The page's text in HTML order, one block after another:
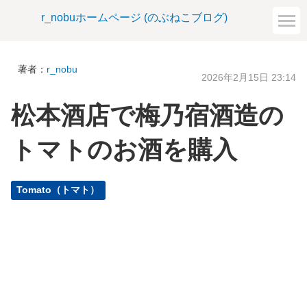
r_nobuホームページ (のぶねこブログ)
著者： r_nobu
2026年2月15日 23:14
松本酒店で梅乃宿酒造の
トマトのお酒を購入
Tomato（トマト）